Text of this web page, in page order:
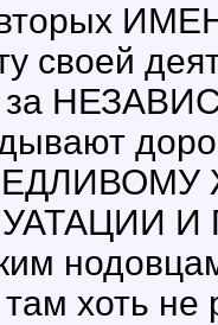
своей
за
И
хоть не